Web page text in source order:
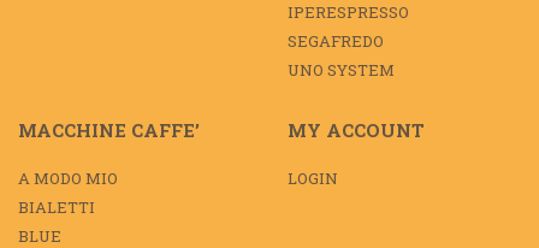
IPERESPRESSO
SEGAFREDO
UNO SYSTEM
MACCHINE CAFFE’
A MODO MIO
BIALETTI
BLUE
MY ACCOUNT
LOGIN